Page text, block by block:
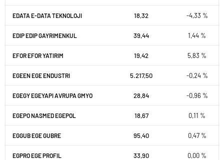
EDATA E-DATA TEKNOLOJI 18,32 -4,33 %
EDIP EDIP GAYRIMENKUL 39,44 1,44 %
EFOR EFOR YATIRIM 19,42 5,83 %
EGEEN EGE ENDUSTRI 5.217,50 -0,24 %
EGEGY EGEYAPI AVRUPA GMYO 28,84 -0,96 %
EGEPO NASMED EGEPOL 18,67 0,11 %
EGGUB EGE GUBRE 95,40 0,47 %
EGPRO EGE PROFIL 33,90 0,00 %